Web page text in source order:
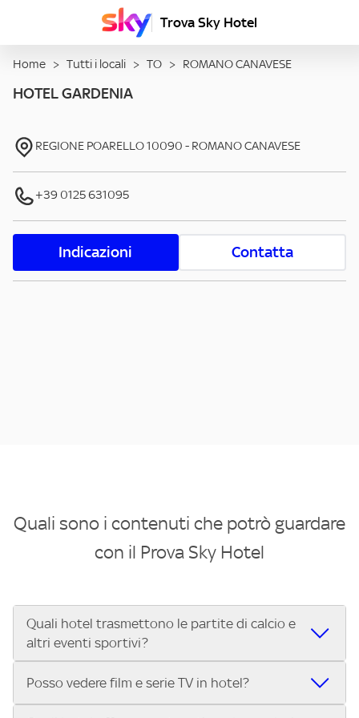
Trova Sky Hotel
Home > Tutti i locali > TO > ROMANO CANAVESE
HOTEL GARDENIA
REGIONE POARELLO10090 - ROMANO CANAVESE
+39 0125 631095
Indicazioni Contatta
Quali sono i contenuti che potrò guardare
con il Prova Sky Hotel
Quali hotel trasmettono le partite di calcio e
altri eventi sportivi?
Se cerchi un hotel dove poter vedere le partite di Serie A,
Posso vedere film e serie TV in hotel?